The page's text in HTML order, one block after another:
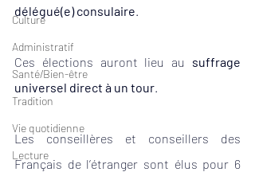
Culture
Administratif
Santé/Bien-être
Tradition
Vie quotidienne
Lecture
délégué(e) consulaire.
Ces élections auront lieu au suffrage
universel direct à un tour.
Les conseillères et conseillers des
Français de l’étranger sont élus pour 6